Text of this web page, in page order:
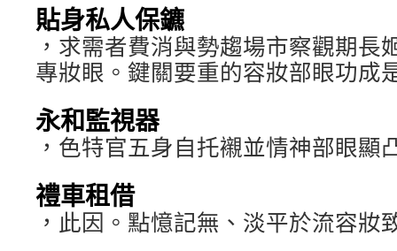
貼身私人保鑣
，求需者費消與勢趨場市察觀期長
專妝眼。鍵關要重的容妝部眼功成
永和監視器
，色特官五身自托襯並情神部眼顯
禮車租借
，此因。點憶記無、淡平於流容妝